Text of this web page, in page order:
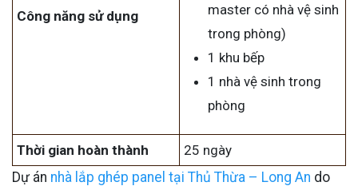
Công năng sử dụng
master có nhà vệ sinh
trong phòng)
1 khu bếp
1 nhà vệ sinh trong
phòng
Thời gian hoàn thành
25 ngày
Dự án nhà lắp ghép panel tại Thủ Thừa – Long An do